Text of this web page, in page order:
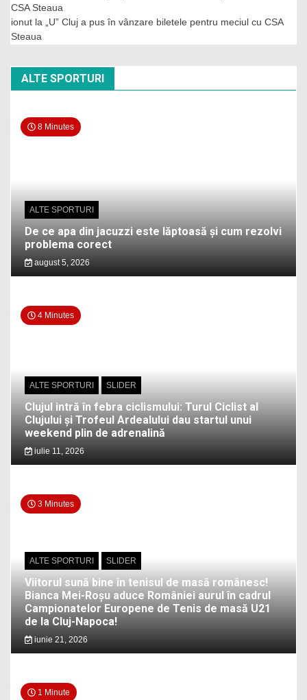
CSA Steaua
ionut la
„U” Cluj a pus în vânzare biletele pentru meciul cu CSA
Steaua
ALTE SPORTURI
8 Minutes
ALTE SPORTURI
De ce apa din jacuzzi este lăptoasă și cum rezolvi
problema corect
august 5, 2026
4 Minutes
ALTE SPORTURI SLIDER
Clujul intră în febra ciclismului: Turul Ciclist al
Clujului și Trofeul Ardealului dau startul unui
weekend plin de adrenalină
iulie 11, 2026
3 Minutes
ALTE SPORTURI SLIDER
Viitorul sună bine în tenisul de masă românesc!
Bianca Mei-Roșu aduce României aurul în cadrul
Campionatelor Europene de Tenis de masă U21
de la Cluj-Napoca!
iunie 21, 2026
1 Minute